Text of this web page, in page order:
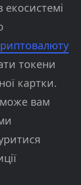
токени
картки.
вам